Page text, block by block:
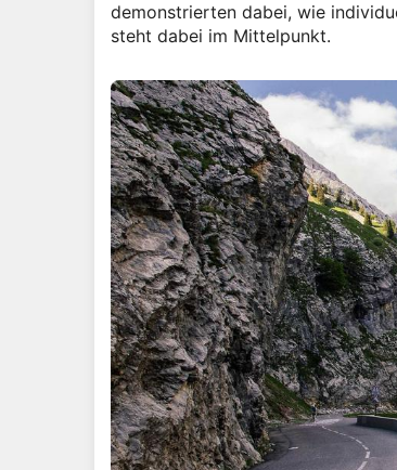
demonstrierten dabei, wie
steht dabei im Mittelpunkt.